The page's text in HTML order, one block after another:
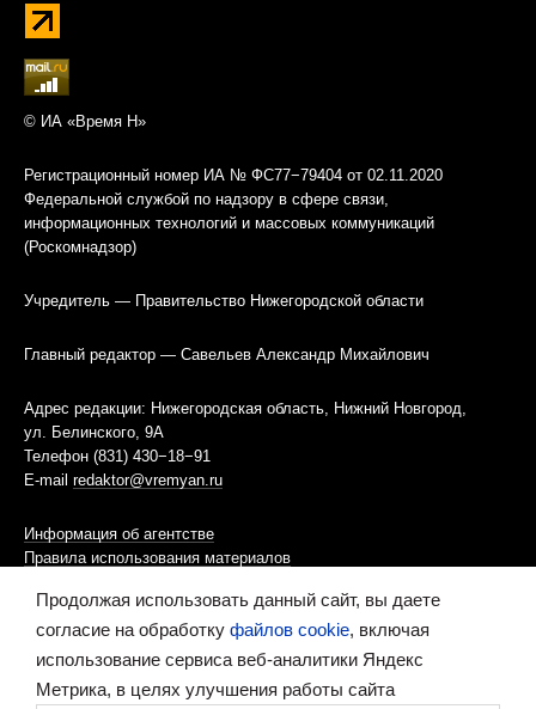
© ИА «Время Н»
Регистрационный номер ИА № ФС77−79404 от 02.11.2020
Федеральной службой по надзору в сфере связи,
информационных технологий и массовых коммуникаций
(Роскомнадзор)
Учредитель — Правительство Нижегородской области
Главный редактор — Савельев Александр Михайлович
Адрес редакции: Нижегородская область, Нижний Новгород,
ул. Белинского, 9А
Телефон (831) 430−18−91
E-mail redaktor@vremyan.ru
Информация об агентстве
Правила использования материалов
Информационная политика использования «cookies»-файлов
Ресурс содержит материалы 16+
Продолжая использовать данный сайт, вы даете
согласие на обработку файлов cookie, включая
использование сервиса веб-аналитики Яндекс
Метрика, в целях улучшения работы сайта